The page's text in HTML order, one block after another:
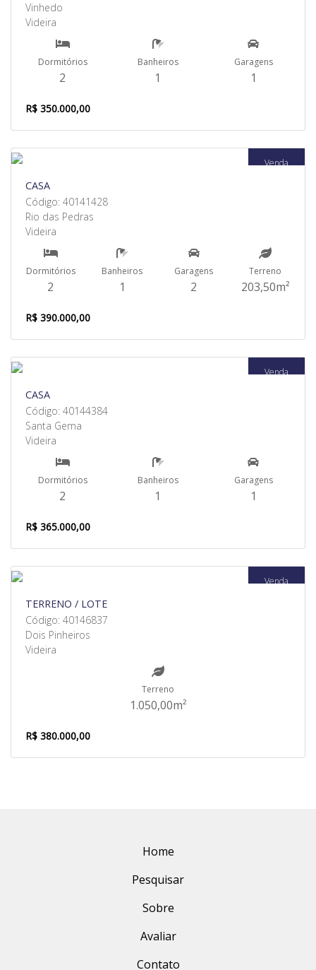
Vinhedo
Videira
Dormitórios
2
Banheiros
1
Garagens
1
R$ 350.000,00
Venda
CASA
Código: 40141428
Rio das Pedras
Videira
Dormitórios
2
Banheiros
1
Garagens
2
Terreno
203,50m²
R$ 390.000,00
Venda
CASA
Código: 40144384
Santa Gema
Videira
Dormitórios
2
Banheiros
1
Garagens
1
R$ 365.000,00
Venda
TERRENO / LOTE
Código: 40146837
Dois Pinheiros
Videira
Terreno
1.050,00m²
R$ 380.000,00
Home
Pesquisar
Sobre
Avaliar
Contato